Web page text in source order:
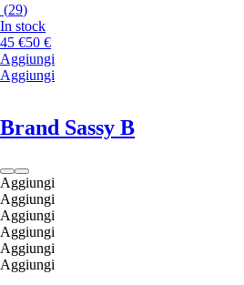
(29)
In stock
45 €50 €
Aggiungi
Aggiungi
Brand Sassy B
Aggiungi
Aggiungi
Aggiungi
Aggiungi
Aggiungi
Aggiungi